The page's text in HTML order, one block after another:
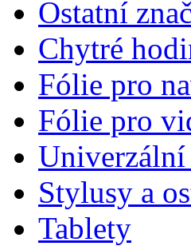
Ostatní
Chytré
Fólie pro
Fólie pro
Stylusy a
Tablety